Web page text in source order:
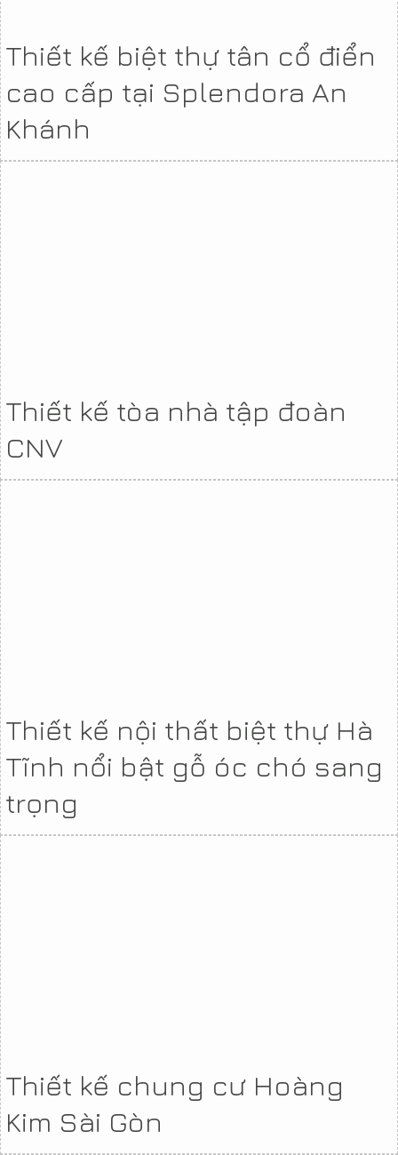
Thiết kế biệt thự tân cổ điển
cao cấp tại Splendora An
Khánh
Thiết kế tòa nhà tập đoàn
CNV
Thiết kế nội thất biệt thự Hà
Tĩnh nổi bật gỗ óc chó sang
trọng
Thiết kế chung cư Hoàng
Kim Sài Gòn